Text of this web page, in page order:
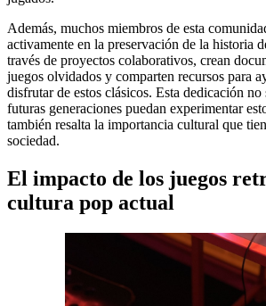
Además, muchos miembros de esta
activamente en la preservación de la historia
través de proyectos colaborativos, crean
juegos olvidados y comparten recursos para
disfrutar de estos clásicos. Esta dedicación no
futuras generaciones puedan experimentar
también resalta la importancia cultural que
sociedad.
El impacto de los juegos
cultura pop actual